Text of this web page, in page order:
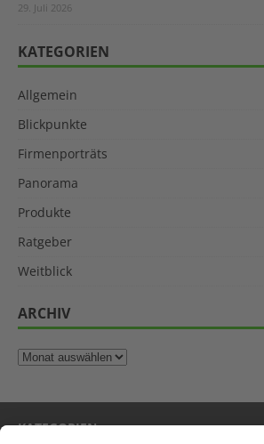
29. Juli 2026
KATEGORIEN
Allgemein
Blickpunkte
Firmenporträts
Panorama
Produkte
Ratgeber
Weitblick
ARCHIV
KATEGORIEN